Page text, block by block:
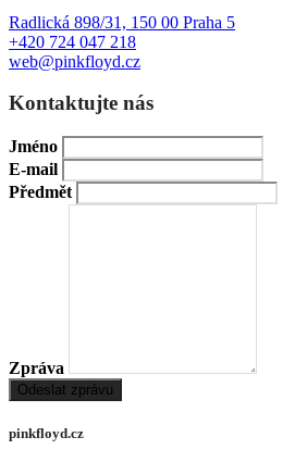
Radlická 898/31, 150 00 Praha 5
+420 724 047 218
web@pinkfloyd.cz
Kontaktujte nás
Jméno
E-mail
Předmět
Zpráva
Odeslat zprávu
pinkfloyd.cz